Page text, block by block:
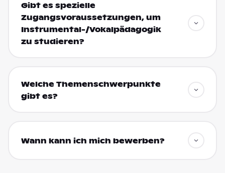
Gibt es spezielle
Zugangsvoraussetzungen, um
Instrumental-/Vokalpädagogik
zu studieren?
Welche Themenschwerpunkte
gibt es?
Wann kann ich mich bewerben?